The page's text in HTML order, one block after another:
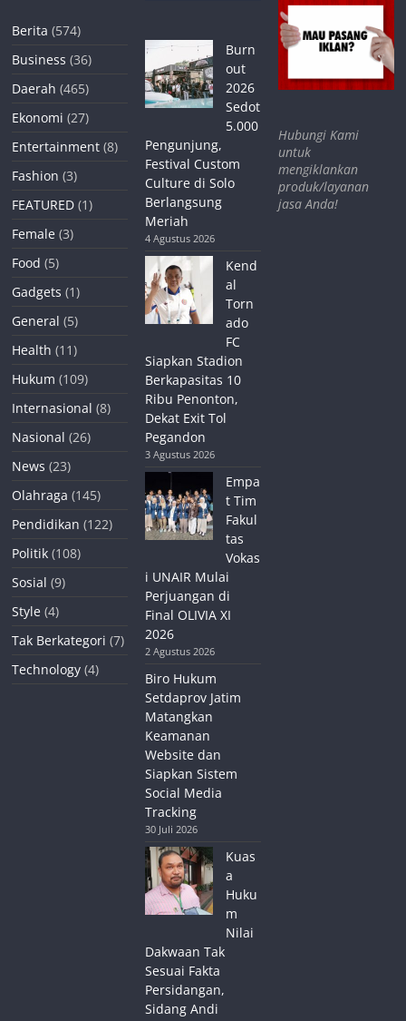
Berita (574)
Business (36)
Daerah (465)
Ekonomi (27)
Entertainment (8)
Fashion (3)
FEATURED (1)
Female (3)
Food (5)
Gadgets (1)
General (5)
Health (11)
Hukum (109)
Internasional (8)
Nasional (26)
News (23)
Olahraga (145)
Pendidikan (122)
Politik (108)
Sosial (9)
Style (4)
Tak Berkategori (7)
Technology (4)
Burn
out
2026
Sedot
5.000
Pengunjung,
Festival Custom
Culture di Solo
Berlangsung
Meriah
4 Agustus 2026
Kend
al
Torn
ado
FC
Siapkan Stadion
Berkapasitas 10
Ribu Penonton,
Dekat Exit Tol
Pegandon
3 Agustus 2026
Empa
t Tim
Fakul
tas
Vokas
i UNAIR Mulai
Perjuangan di
Final OLIVIA XI
2026
2 Agustus 2026
Biro Hukum
Setdaprov Jatim
Matangkan
Keamanan
Website dan
Siapkan Sistem
Social Media
Tracking
30 Juli 2026
Kuas
a
Huku
m
Nilai
Dakwaan Tak
Sesuai Fakta
Persidangan,
Sidang Andi
Hubungi Kami
untuk
mengiklankan
produk/layanan
jasa Anda!